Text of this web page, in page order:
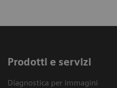
Prodotti e servizi
Diagnostica per immagini